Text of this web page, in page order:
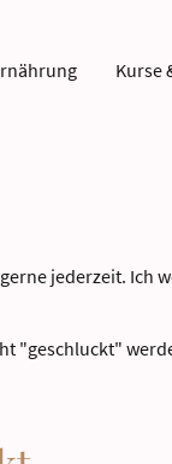
Kurse
jederzeit. Ich
"geschluckt"